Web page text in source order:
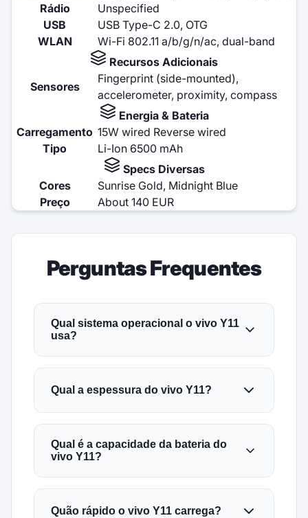
Rádio
Unspecified
USB
USB Type-C 2.0, OTG
WLAN
Wi-Fi 802.11 a/b/g/n/ac, dual-band
Recursos Adicionais
Sensores
Fingerprint (side-mounted),
accelerometer, proximity, compass
Energia & Bateria
Carregamento 15W wired Reverse wired
Tipo
Li-Ion 6500 mAh
Specs Diversas
Cores
Sunrise Gold, Midnight Blue
Preço
About 140 EUR
Perguntas Frequentes
Qual sistema operacional o vivo Y11
usa?
Qual a espessura do vivo Y11?
Qual é a capacidade da bateria do
vivo Y11?
Quão rápido o vivo Y11 carrega?